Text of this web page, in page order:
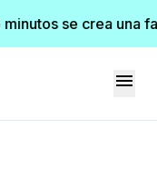
minutos se crea una
menu